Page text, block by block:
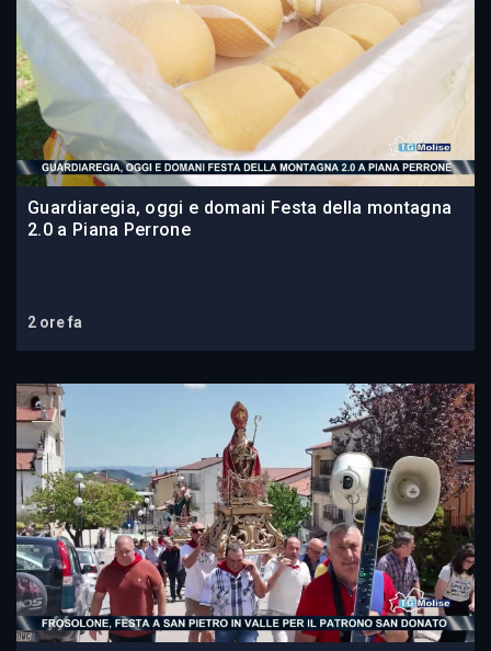
Guardiaregia, oggi e domani Festa della montagna
2.0 a Piana Perrone
2 ore fa